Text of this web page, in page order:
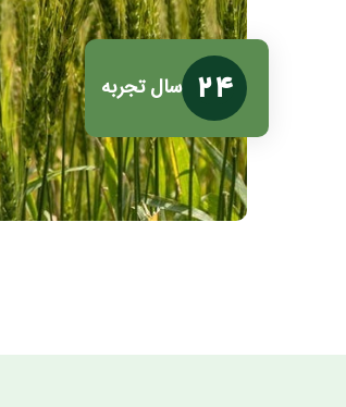
24 سال تجربه